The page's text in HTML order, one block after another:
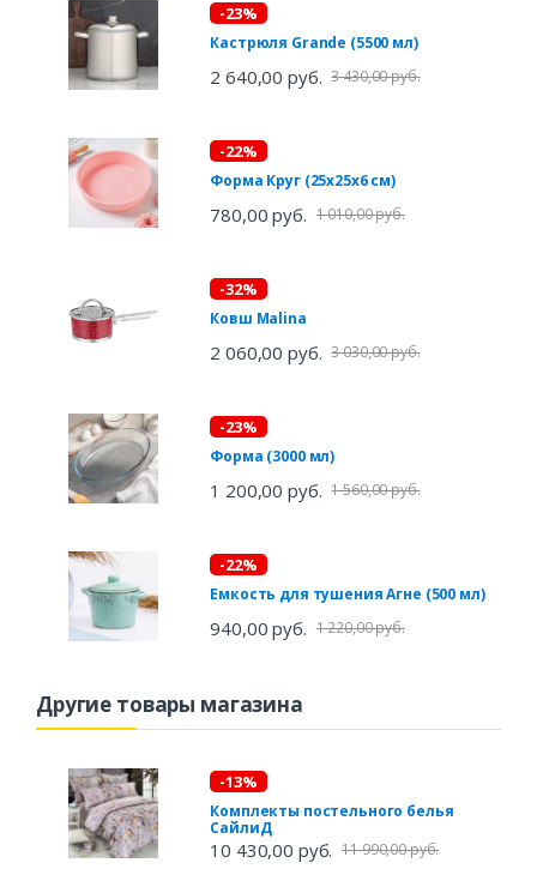
-23%
Кастрюля Grande (5500 мл)
2 640,00 руб. 3 430,00 руб.
-22%
Форма Круг (25х25х6 см)
780,00 руб. 1 010,00 руб.
-32%
Ковш Malina
2 060,00 руб. 3 030,00 руб.
-23%
Форма (3000 мл)
1 200,00 руб. 1 560,00 руб.
-22%
Емкость для тушения Агне (500 мл)
940,00 руб. 1 220,00 руб.
Другие товары магазина
-13%
Комплекты постельного белья
СайлиД
10 430,00 руб. 11 990,00 руб.